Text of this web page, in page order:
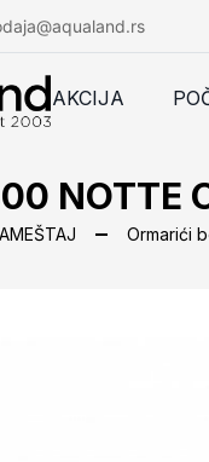
AKCIJA
NOTTE
Ormarići
LINEAR